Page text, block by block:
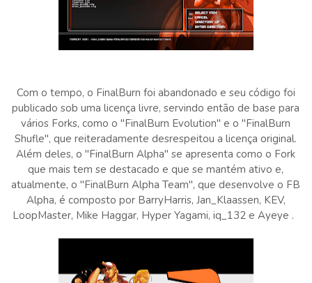
Com o tempo, o FinalBurn foi abandonado e seu código foi
publicado sob uma licença livre, servindo então de base para
vários Forks, como o "FinalBurn Evolution" e o "FinalBurn
Shufle", que reiteradamente desrespeitou a licença original.
Além deles, o "FinalBurn Alpha" se apresenta como o Fork
que mais tem se destacado e que se mantém ativo e,
atualmente, o "FinalBurn Alpha Team", que desenvolve o FB
Alpha, é composto por BarryHarris, Jan_Klaassen, KEV,
LoopMaster, Mike Haggar, Hyper Yagami, iq_132 e Ayeye .